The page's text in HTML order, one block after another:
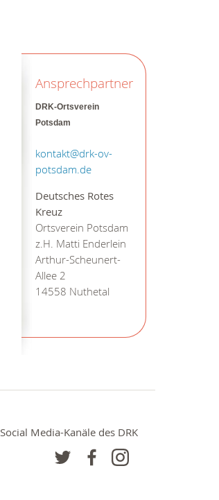
Ansprechpartner
DRK-Ortsverein
Potsdam
kontakt@drk-ov-
potsdam.de
Deutsches Rotes
Kreuz
Ortsverein Potsdam
z.H. Matti Enderlein
Arthur-Scheunert-
Allee 2
14558 Nuthetal
Social Media-Kanäle des DRK